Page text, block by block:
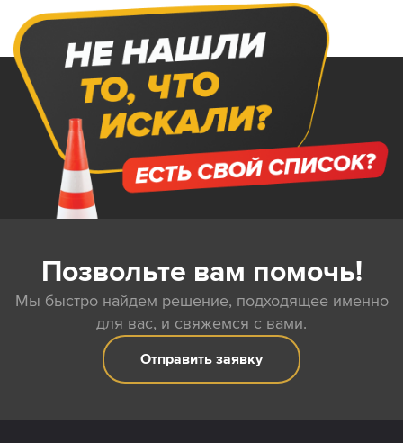
Позвольте вам помочь!
Мы быстро найдем решение, подходящее именно
для вас, и свяжемся с вами.
Отправить заявку